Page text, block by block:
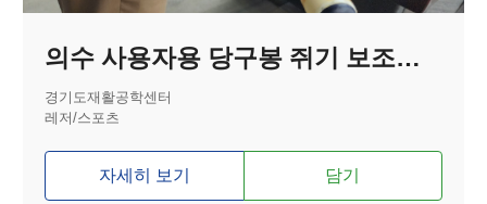
의수 사용자용 당구봉 쥐기 보조기기
경기도재활공학센터
레저/스포츠
자세히 보기 담기